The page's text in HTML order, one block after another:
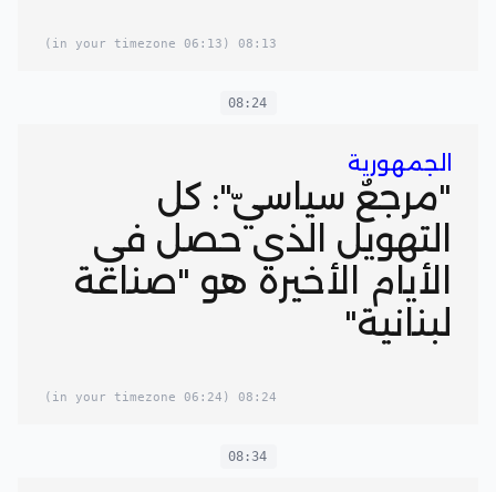
08:13
(06:13 in your timezone)
08:24
الجمهورية
"مرجعٌ سياسيّ": كل
التهويل الذي حصل في
الأيام الأخيرة هو "صناعة
لبنانية"
08:24
(06:24 in your timezone)
08:34